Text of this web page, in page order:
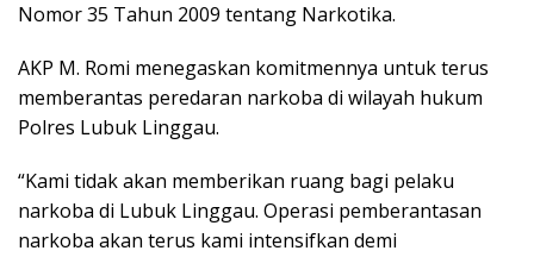
Nomor 35 Tahun 2009 tentang Narkotika.
AKP M. Romi menegaskan komitmennya untuk terus
memberantas peredaran narkoba di wilayah hukum
Polres Lubuk Linggau.
“Kami tidak akan memberikan ruang bagi pelaku
narkoba di Lubuk Linggau. Operasi pemberantasan
narkoba akan terus kami intensifkan demi